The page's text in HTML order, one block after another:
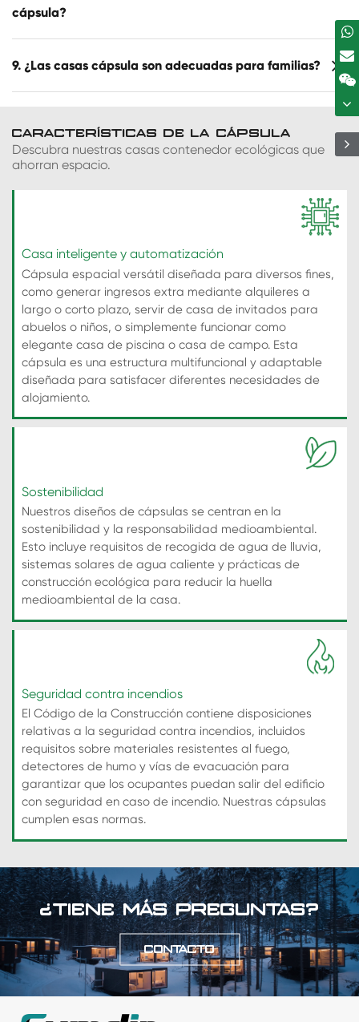
cápsula?
9. ¿Las casas cápsula son adecuadas para familias?
CARACTERÍSTICAS DE LA CÁPSULA
Descubra nuestras casas contenedor ecológicas que
ahorran espacio.
Casa inteligente y automatización
Cápsula espacial versátil diseñada para diversos fines,
como generar ingresos extra mediante alquileres a
largo o corto plazo, servir de casa de invitados para
abuelos o niños, o simplemente funcionar como
elegante casa de piscina o casa de campo. Esta
cápsula es una estructura multifuncional y adaptable
diseñada para satisfacer diferentes necesidades de
alojamiento.
Sostenibilidad
Nuestros diseños de cápsulas se centran en la
sostenibilidad y la responsabilidad medioambiental.
Esto incluye requisitos de recogida de agua de lluvia,
sistemas solares de agua caliente y prácticas de
construcción ecológica para reducir la huella
medioambiental de la casa.
Seguridad contra incendios
El Código de la Construcción contiene disposiciones
relativas a la seguridad contra incendios, incluidos
requisitos sobre materiales resistentes al fuego,
detectores de humo y vías de evacuación para
garantizar que los ocupantes puedan salir del edificio
con seguridad en caso de incendio. Nuestras cápsulas
cumplen esas normas.
¿TIENE MÁS PREGUNTAS?
CONTACTO